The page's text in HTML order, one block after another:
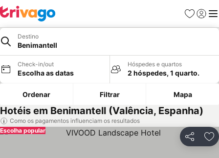
Favoritos
Iniciar
Destino
Benimantell
Check-in/out
Escolha as datas
Hóspedes e quartos
2 hóspedes, 1 quarto.
Ordenar Filtrar Mapa
Hotéis em Benimantell (Valência, Espanha)
Como os pagamentos influenciam os resultados
Partilhar
Escolha popular